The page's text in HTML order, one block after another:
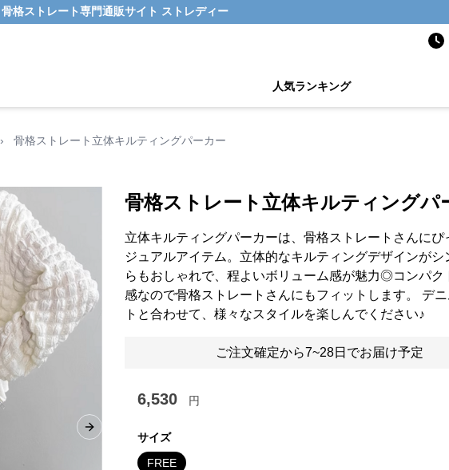
骨格ストレート専門通販サイト ストレディー
人気ランキング
› 骨格ストレート立体キルティングパーカー
Next slide
骨格ストレート立体キルティングパ
立体キルティングパーカーは、骨格ストレートさんにぴ
ジュアルアイテム。立体的なキルティングデザインがシ
らもおしゃれで、程よいボリューム感が魅力◎コンパク
感なので骨格ストレートさんにもフィットします。 デ
トと合わせて、様々なスタイルを楽しんでください♪
ご注文確定から7~28日でお届け予定
6,530 円
サイズ
FREE